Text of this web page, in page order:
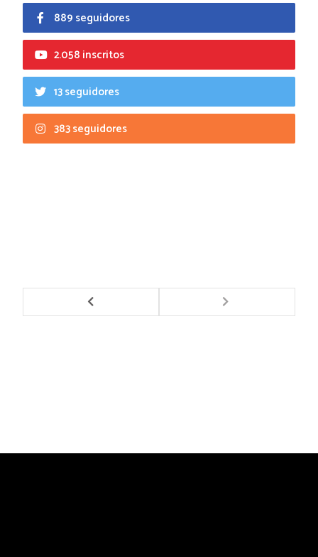
889 seguidores
2.058 inscritos
13 seguidores
383 seguidores